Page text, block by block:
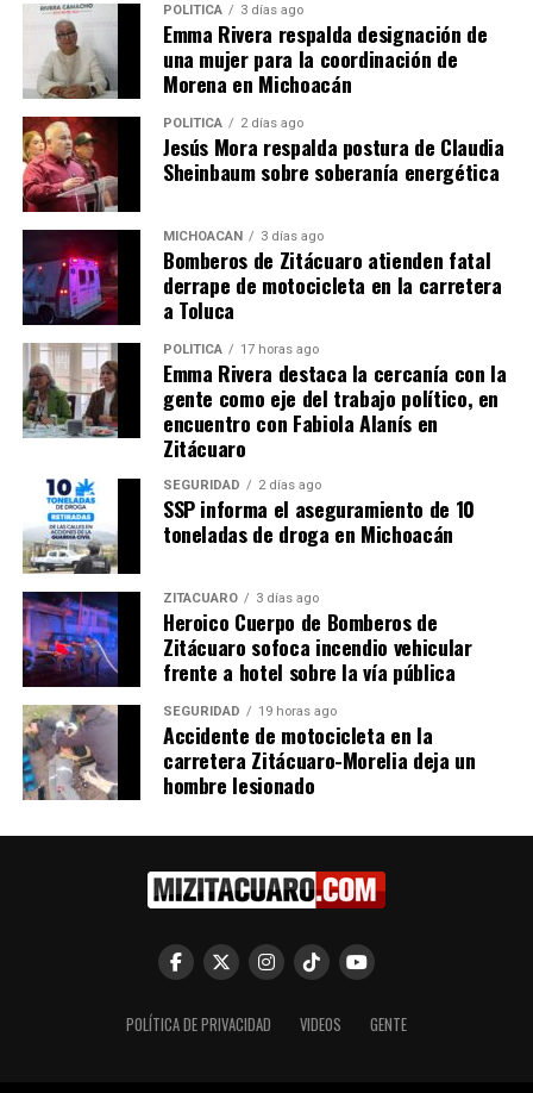
Comparte con:
Me gusta esto:
Relacionado
Sader ha entregado 150
biodigestores para producir
biogás
1 noviembre, 2023
En "Michoacán"
Sader entrega paquetes
para armar biodigestores a
productores de 12
municipios
20 octubre, 2023
En "Michoacán"
familias con equipo para
producir biogás: Sader
En "Michoacán"
POLÍTICA 3 días ago
Emma Rivera respalda designación de
una mujer para la coordinación de
Morena en Michoacán
POLÍTICA 2 días ago
Jesús Mora respalda postura de Claudia
Sheinbaum sobre soberanía energética
MICHOACÁN 3 días ago
Bomberos de Zitácuaro atienden fatal
derrape de motocicleta en la carretera
a Toluca
POLÍTICA 17 horas ago
Emma Rivera destaca la cercanía con la
gente como eje del trabajo político, en
encuentro con Fabiola Alanís en
Zitácuaro
SEGURIDAD 2 días ago
SSP informa el aseguramiento de 10
toneladas de droga en Michoacán
ZITÁCUARO 3 días ago
Heroico Cuerpo de Bomberos de
Zitácuaro sofoca incendio vehicular
frente a hotel sobre la vía pública
SEGURIDAD 19 horas ago
Accidente de motocicleta en la
carretera Zitácuaro-Morelia deja un
hombre lesionado
POLÍTICA DE PRIVACIDAD VIDEOS GENTE